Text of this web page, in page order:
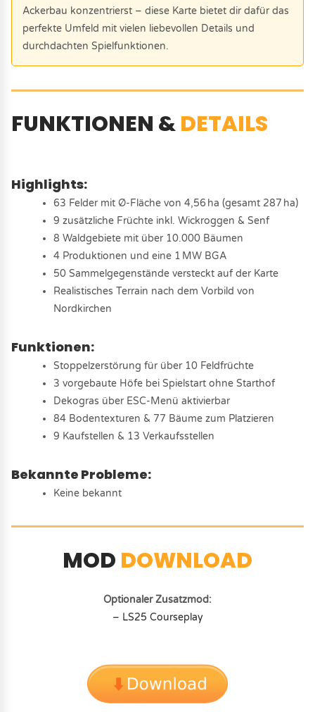
Ackerbau konzentrierst – diese Karte bietet dir dafür das
perfekte Umfeld mit vielen liebevollen Details und
durchdachten Spielfunktionen.
FUNKTIONEN &DETAILS
Highlights:
63 Felder mit Ø-Fläche von 4,56 ha (gesamt 287 ha)
9 zusätzliche Früchte inkl. Wickroggen & Senf
8 Waldgebiete mit über 10.000 Bäumen
4 Produktionen und eine 1 MW BGA
50 Sammelgegenstände versteckt auf der Karte
Realistisches Terrain nach dem Vorbild von
Nordkirchen
Funktionen:
Stoppelzerstörung für über 10 Feldfrüchte
3 vorgebaute Höfe bei Spielstart ohne Starthof
Dekogras über ESC-Menü aktivierbar
84 Bodentexturen & 77 Bäume zum Platzieren
9 Kaufstellen & 13 Verkaufsstellen
Bekannte Probleme:
Keine bekannt
MOD DOWNLOAD
Optionaler Zusatzmod:
– LS25 Courseplay